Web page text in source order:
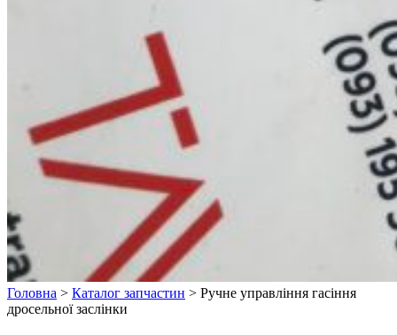
Головна > Каталог запчастин > Ручне управління гасіння
дросельної заслінки